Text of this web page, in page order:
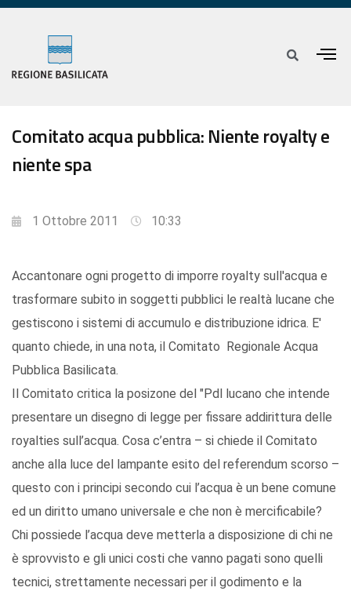
Comitato acqua pubblica: Niente royalty e
niente spa
1 Ottobre 2011 10:33
Accantonare ogni progetto di imporre royalty sull'acqua e
trasformare subito in soggetti pubblici le realtà lucane che
gestiscono i sistemi di accumulo e distribuzione idrica. E'
quanto chiede, in una nota, il Comitato Regionale Acqua
Pubblica Basilicata.
Il Comitato critica la posizone del "Pdl lucano che intende
presentare un disegno di legge per fissare addirittura delle
royalties sull’acqua. Cosa c’entra – si chiede il Comitato
anche alla luce del lampante esito del referendum scorso –
questo con i principi secondo cui l’acqua è un bene comune
ed un diritto umano universale e che non è mercificabile?
Chi possiede l’acqua deve metterla a disposizione di chi ne
è sprovvisto e gli unici costi che vanno pagati sono quelli
tecnici, strettamente necessari per il godimento e la